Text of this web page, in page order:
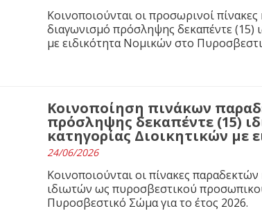
Κοινοποιούνται οι προσωρινοί
διαγωνισμό πρόσληψης δεκαπέντε
με ειδικότητα Νομικών στο
Κοινοποίηση πινάκων
πρόσληψης δεκαπέντε (15)
κατηγορίας Διοικητικών με
24/06/2026
Κοινοποιούνται οι πίνακες
ιδιωτών ως πυροσβεστικού
Πυροσβεστικό Σώμα για το έτος 2026.